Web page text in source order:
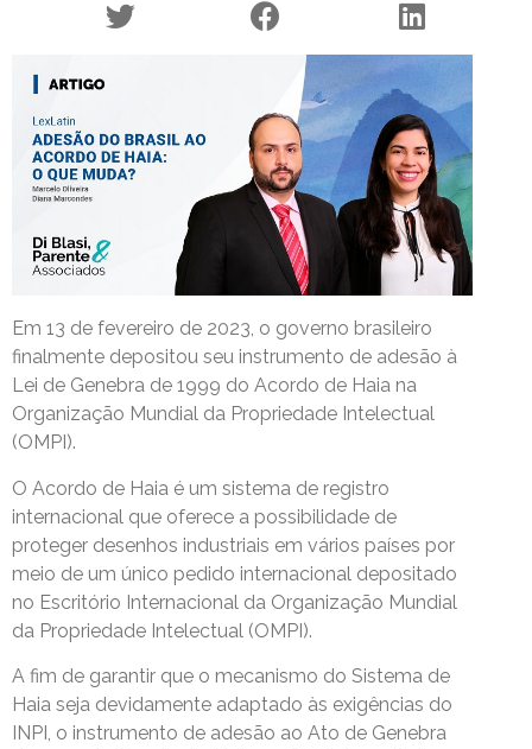
Em 13 de fevereiro de 2023, o governo brasileiro
finalmente depositou seu instrumento de adesão à
Lei de Genebra de 1999 do Acordo de Haia na
Organização Mundial da Propriedade Intelectual
(OMPI).
O Acordo de Haia é um sistema de registro
internacional que oferece a possibilidade de
proteger desenhos industriais em vários países por
meio de um único pedido internacional depositado
no Escritório Internacional da Organização Mundial
da Propriedade Intelectual (OMPI).
A fim de garantir que o mecanismo do Sistema de
Haia seja devidamente adaptado às exigências do
INPI, o instrumento de adesão ao Ato de Genebra